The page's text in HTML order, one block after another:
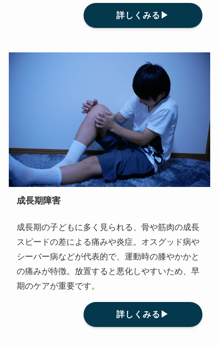
詳しくみる▶
成長期障害
成長期の子どもに多く見られる、骨や筋肉の成長
スピードの差による痛みや炎症。オスグッド病や
シーバー病などが代表的で、運動時の膝やかかと
の痛みが特徴。放置すると悪化しやすいため、早
期のケアが重要です。
詳しくみる▶